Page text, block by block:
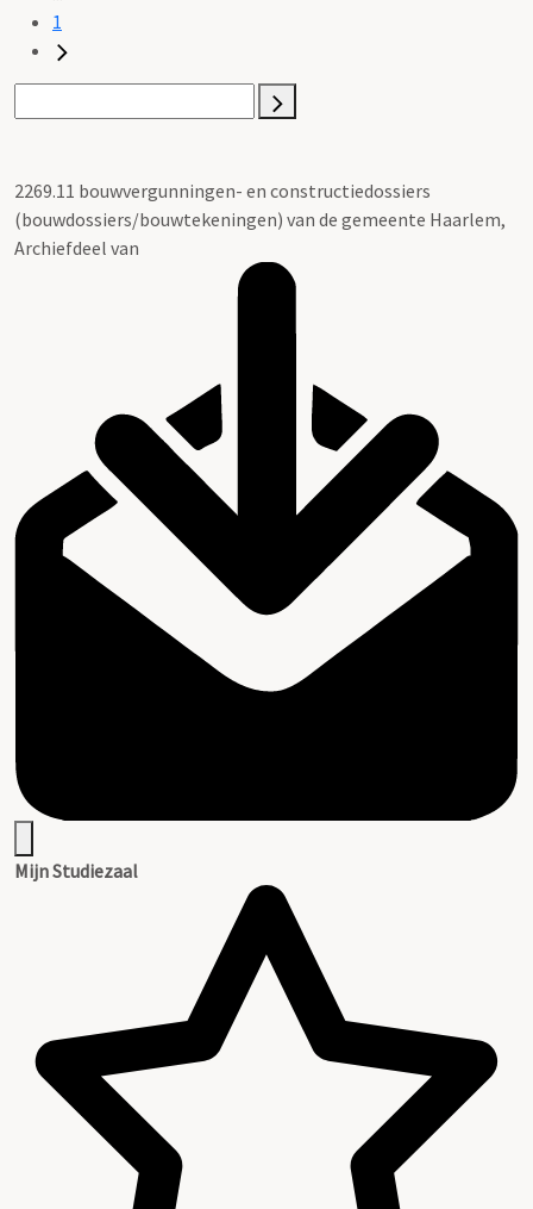
1
2269.11 bouwvergunningen- en constructiedossiers
(bouwdossiers/bouwtekeningen) van de gemeente Haarlem,
Archiefdeel van
Mijn Studiezaal